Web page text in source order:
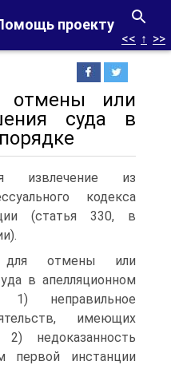
проекту
<< ↑ >>
отмены или
суда в
извлечение из
кодекса
(статья 330, в
для отмены или
в апелляционном
1) неправильное
имеющих
недоказанность
первой инстанции